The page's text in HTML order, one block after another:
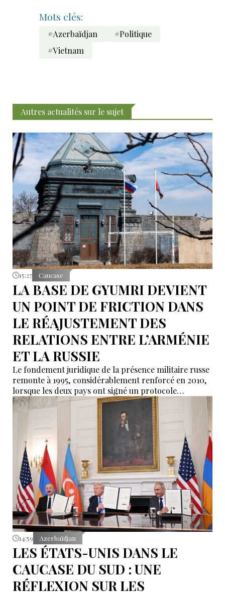
Mots clés:
#Azerbaïdjan
#Politique
#Vietnam
Autres actualités sur le sujet
15:27 Caucase
LA BASE DE GYUMRI DEVIENT
UN POINT DE FRICTION DANS
LE RÉAJUSTEMENT DES
RELATIONS ENTRE L’ARMÉNIE
ET LA RUSSIE
Le fondement juridique de la présence militaire russe
remonte à 1995, considérablement renforcé en 2010,
lorsque les deux pays ont signé un protocole
additionnel prolongeant sa validité jusqu’en 2044.
14:59 Azerbaïdjan
LES ÉTATS-UNIS DANS LE
CAUCASE DU SUD : UNE
RÉFLEXION SUR LES